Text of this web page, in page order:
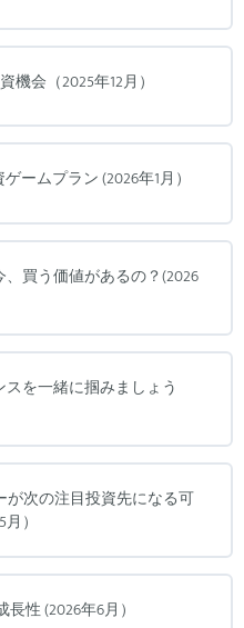
機会（2025年12月）
ームプラン (2026年1月）
、買う価値があるの？(2026
スを一緒に掴みましょう
が次の注目投資先になる可
）
性 (2026年6月）